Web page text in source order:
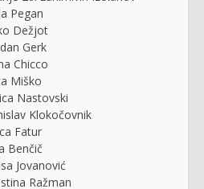
Pegan
Dežjot
Gerk
Chicco
Miško
Nastovski
Klokočovnik
Fatur
Benčič
Jovanović
Ražman